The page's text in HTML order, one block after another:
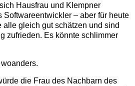
Hausfrau und Klempner
Softwareentwickler – aber für heute
alle gleich gut schätzen und sind
zufrieden. Es könnte schlimmer
die Frau des Nachbarn des